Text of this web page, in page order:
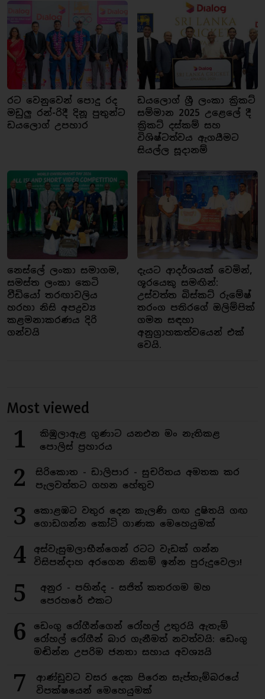
රට වෙනුවෙන් පොදු රද
මඩුලු රන්-රිදී දිනූ පුතුන්ට
ඩයලොග් උපහාර
ඩයලොග් ශ්‍රී ලංකා ක්‍රිකට්
සම්මාන 2025 උළෙලේ දී
ක්‍රිකට් දස්කම් සහ
විශිෂ්ටත්වය ඇගයීමට
සියල්ල සූදානම්
නෙස්ලේ ලංකා සමාගම,
සමස්ත ලංකා කෙටි
වීඩියෝ තරඟාවලිය
හරහා නිසි අපද්‍රව්‍ය
කළමනාකරණය දිරි
ගන්වයි
දැයට ආදර්ශයක් වෙමින්,
ශූරයෙකු සමඟින්:
උස්වත්ත බිස්කට් රුමේෂ්
තරංග පතිරගේ ඔලිම්පික්
ගමන සඳහා
අනුග්‍රාහකත්වයෙන් එක්
වෙයි.
Most viewed
1
කිඹුලාඇළ ගුණාට යනඑන මං නැතිකළ
පොලිස් ප්‍රහාරය
2
සිරිකොත - ඩාලිපාර - සුචරිතය අමතක කර
පැලවත්තට ගහන හේතුව
3
කොළඹට වතුර දෙන කැලණි ගඟ දුෂිතයි ගඟ
ගොඩගන්න කෝටි ගාණක මෙහෙයුමක්
4
අස්වැසුමලාභීන්ගෙන් රටට වැඩක් ගන්න
විසිපන්දාහ අරගෙන නිකම් ඉන්න පුරුදුවෙලා!
5
අනුර - පහින්ද - සජිත් කතරගම මහ
පෙරහරේ එකට
6
ඩෙංගු රෝගීන්ගෙන් රෝහල් උතුරයි ඇතැම්
රෝහල් රෝගීන් බාර ගැනීමත් නවත්වයි: ඩෙංගු
මඬින්න උපරිම ජනතා සහාය අවශ්‍යයි
7
ආණ්ඩුවට වසර දෙක පිරෙන සැප්තැම්බරයේ
විපක්ෂයෙන් මෙහෙයුමක්